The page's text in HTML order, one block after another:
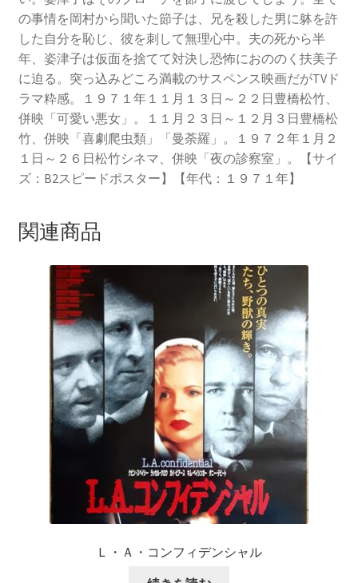
の事情を岡村から聞いた節子は、兄を殺した男に躰を許
した自分を恥じ、彼を刺して無理心中。夫の死から半
年、姿津子は仮面を捨てて対決し恐怖におののく扶美子
に迫る。突っ込みどころ満載のサスペンス映画だがTVド
ラマ粋感。１９７１年１１月１３日～２２日豊橋松竹、
併映「可愛い悪女」。１１月２３日～１２月３日豊橋松
竹、併映「喜劇爬虫類」「曼荼羅」。１９７２年１月２
１日～２６日松竹シネマ、併映「夜の診察室」。【サイ
ズ：B2スピードポスター】【年代：１９７１年】
関連商品
Ｌ・Ａ・コンフィデンシャル